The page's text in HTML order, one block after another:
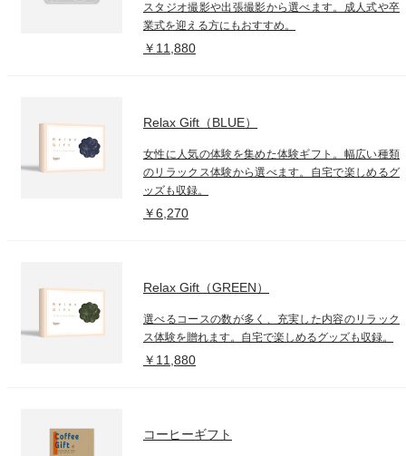
スタジオ撮影や出張撮影から選べます。成人式や卒
業式を迎える方にもおすすめ。
￥11,880
Relax Gift（BLUE）
女性に人気の体験を集めた体験ギフト。幅広い種類
のリラックス体験から選べます。自宅で楽しめるグ
ッズも収録。
￥6,270
Relax Gift（GREEN）
選べるコースの数が多く、充実した内容のリラック
ス体験を贈れます。自宅で楽しめるグッズも収録。
￥11,880
コーヒーギフト